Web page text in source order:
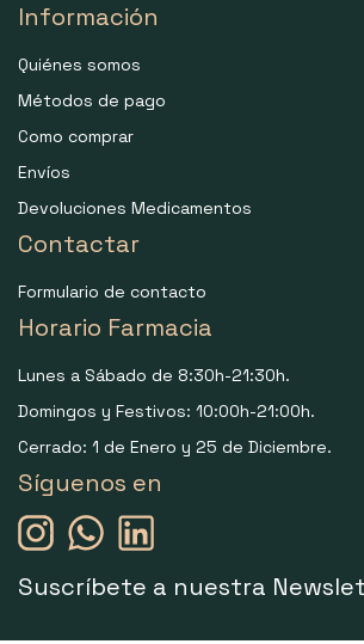
Información
Quiénes somos
Métodos de pago
Como comprar
Envíos
Devoluciones Medicamentos
Contactar
Formulario de contacto
Horario Farmacia
Lunes a Sábado de 8:30h-21:30h.
Domingos y Festivos: 10:00h-21:00h.
Cerrado: 1 de Enero y 25 de Diciembre.
Síguenos en
Suscríbete a nuestra